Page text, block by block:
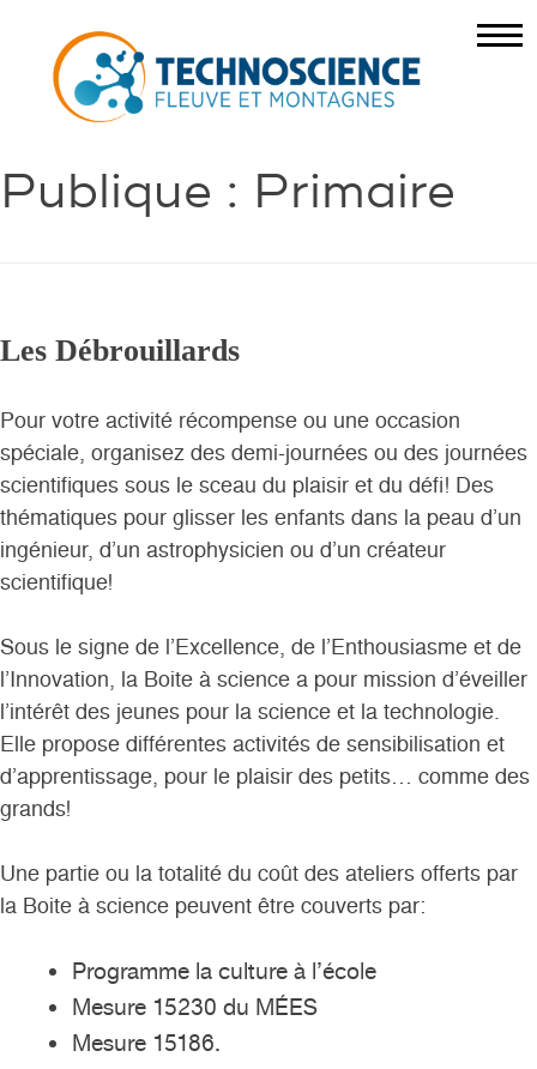
Publique : Primaire
Les Débrouillards
Pour votre activité récompense ou une occasion
spéciale, organisez des demi-journées ou des journées
scientifiques sous le sceau du plaisir et du défi! Des
thématiques pour glisser les enfants dans la peau d’un
ingénieur, d’un astrophysicien ou d’un créateur
scientifique!
Sous le signe de l’Excellence, de l’Enthousiasme et de
l’Innovation, la Boite à science a pour mission d’éveiller
l’intérêt des jeunes pour la science et la technologie.
Elle propose différentes activités de sensibilisation et
d’apprentissage, pour le plaisir des petits… comme des
grands!
Une partie ou la totalité du coût des ateliers offerts par
la Boite à science peuvent être couverts par:
Programme la culture à l’école
Mesure 15230 du MÉES
Mesure 15186.